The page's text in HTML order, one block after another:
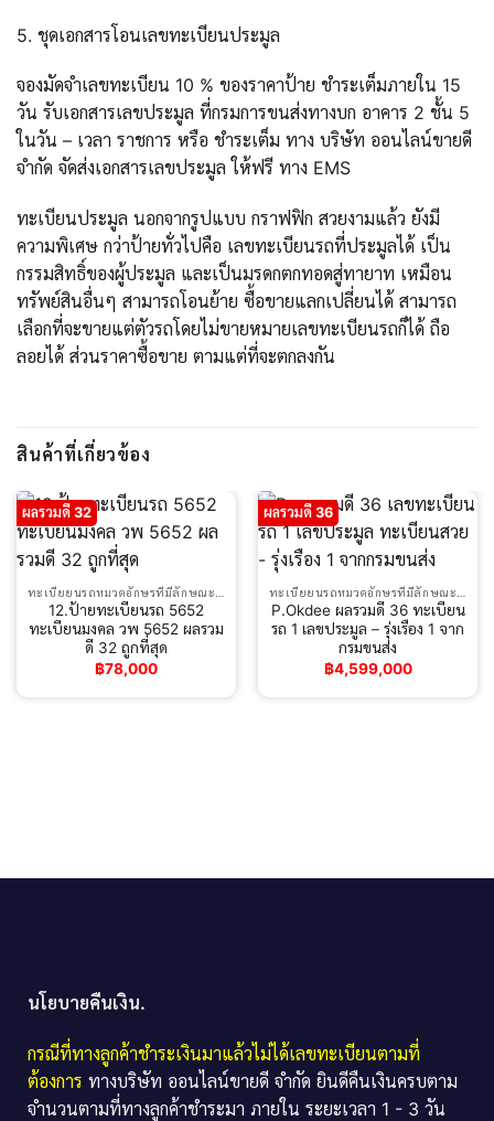
5. ชุดเอกสารโอนเลขทะเบียนประมูล
จองมัดจำเลขทะเบียน 10 % ของราคาป้าย ชำระเต็มภายใน 15
วัน รับเอกสารเลขประมูล ที่กรมการขนส่งทางบก อาคาร 2 ชั้น 5
ในวัน – เวลา ราชการ หรือ ชำระเต็ม ทาง บริษัท ออนไลน์ขายดี
จำกัด จัดส่งเอกสารเลขประมูล ให้ฟรี ทาง EMS
ทะเบียนประมูล นอกจากรูปแบบ กราฟฟิก สวยงามแล้ว ยังมี
ความพิเศษ กว่าป้ายทั่วไปคือ เลขทะเบียนรถที่ประมูลได้ เป็น
กรรมสิทธิ์ของผู้ประมูล และเป็นมรดกตกทอดสู่ทายาท เหมือน
ทรัพย์สินอื่นๆ สามารถโอนย้าย ซื้อขายแลกเปลี่ยนได้ สามารถ
เลือกที่จะขายแต่ตัวรถโดยไม่ขายหมายเลขทะเบียนรถก็ได้ ถือ
ลอยได้ ส่วนราคาซื้อขาย ตามแต่ที่จะตกลงกัน
สินค้าที่เกี่ยวข้อง
ผลรวมดี 32
12.ป้ายทะเบียนรถ 5652
ทะเบียนมงคล วพ 5652 ผลรวม
ดี 32 ถูกที่สุด
฿78,000
ผลรวมดี 36
P.Okdee ผลรวมดี 36 ทะเบียน
รถ 1 เลขประมูล – รุ่งเรือง 1 จาก
กรมขนส่ง
฿4,599,000
นโยบายคืนเงิน.
กรณีที่ทางลูกค้าชำระเงินมาแล้วไม่ได้เลขทะเบียนตามที่
ต้องการ ทางบริษัท ออนไลน์ขายดี จำกัด ยินดีคืนเงินครบตาม
จำนวนตามที่ทางลูกค้าชำระมา ภายใน ระยะเวลา 1 - 3 วัน